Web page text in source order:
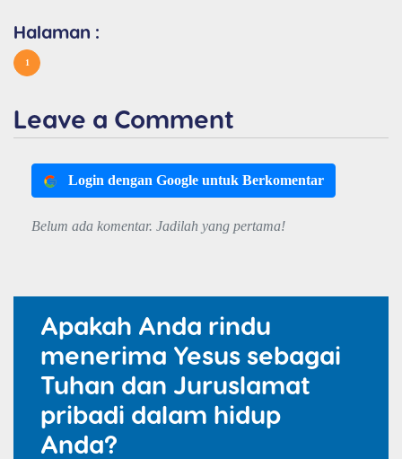
Halaman :
1
Leave a Comment
Login dengan Google untuk Berkomentar
Belum ada komentar. Jadilah yang pertama!
Apakah Anda rindu
menerima Yesus sebagai
Tuhan dan Juruslamat
pribadi dalam hidup
Anda?